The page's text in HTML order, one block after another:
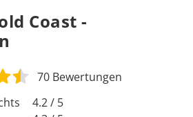
Coast -
70 Bewertungen
4.2 / 5